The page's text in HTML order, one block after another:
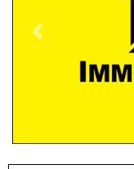
Previous